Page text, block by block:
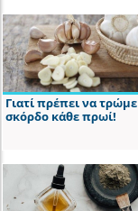
Γιατί πρέπει να τρώμε
σκόρδο κάθε πρωί!